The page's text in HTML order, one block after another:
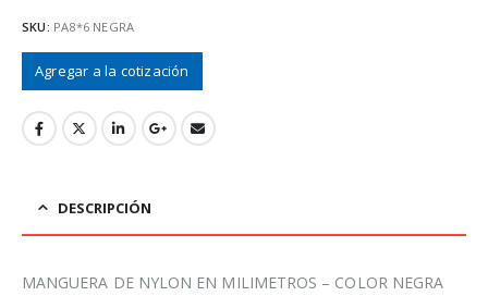
SKU: PA8*6 NEGRA
Agregar a la cotización
DESCRIPCIÓN
MANGUERA DE NYLON EN MILIMETROS – COLOR NEGRA